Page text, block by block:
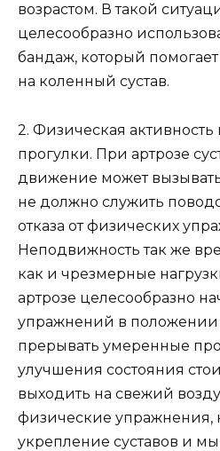
возрастом. В такой
целесообразно
бандаж, который
на коленный сустав.
2. Физическая
прогулки. При артрозе
движение может
не должно служить
отказа от физических
Неподвижность так же
как и чрезмерные
артрозе целесообразно
упражнений в
прерывать умеренные
улучшения состояния
выходить на свежий
физические упражнения,
укрепление суставов и